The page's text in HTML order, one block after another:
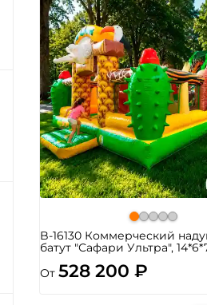
B-16130 Коммерческий
батут "Сафари Ультра",
От 528 200 ₽